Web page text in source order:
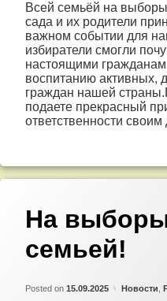
Всей семьёй на
сада и их родители
важном событии для
избиратели смогли
настоящими
воспитанию активных,
граждан нашей
подаете прекрасный
ответственности своим
На
семьей!
Posted on 15.09.2025 Категории:
Новости,